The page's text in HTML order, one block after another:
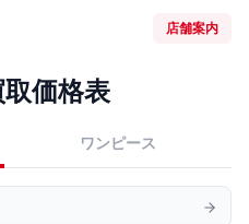
店舗案内
価格表
ワンピース